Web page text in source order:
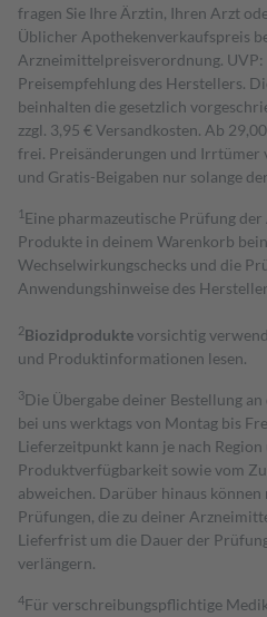
fragen Sie Ihre Ärztin, Ihren Arzt
Üblicher Apothekenverkaufspreis
Arzneimittelpreisverordnung.
Preisempfehlung des Herstellers.
beinhalten die gesetzlich
zzgl. 3,95 € Versandkosten. Ab
frei. Preisänderungen und Irrtümer
und Gratis-Beigaben nur solange
1 Eine pharmazeutische Prüfung
Produkte in deinem Warenkorb
Wechselwirkungschecks und die
Anwendungshinweise des
2Biozidproduktevorsichtig
und Produktinformationen lesen.
3Die Übergabe deiner Bestellung
bei uns werktags von Montag bis
Lieferzeitpunkt kann je nach
Produktverfügbarkeit sowie vom
abweichen. Darüber hinaus
Prüfungen, die zu deiner
Lieferfrist um die Dauer der
verlängern.
4Für verschreibungspflichtige